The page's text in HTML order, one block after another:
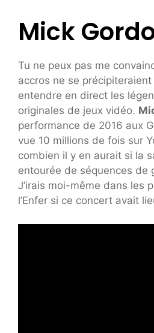
Mick
Tu ne peux pas me
accros ne se
entendre en direct les
originales de jeux vidéo.
performance de 2016 aux
vue 10 millions de fois sur
combien il y en aurait si la
entourée de séquences de
J’irais moi-même dans les
l’Enfer si ce concert avait